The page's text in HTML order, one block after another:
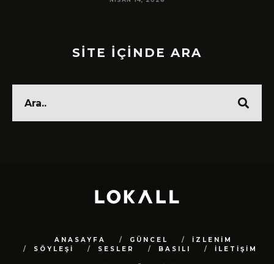
SİTE İÇİNDE ARA
ANASAYFA GÜNCEL
İZLENİM
SÖYLEŞİ
SESLER BASILI İLETİŞİM